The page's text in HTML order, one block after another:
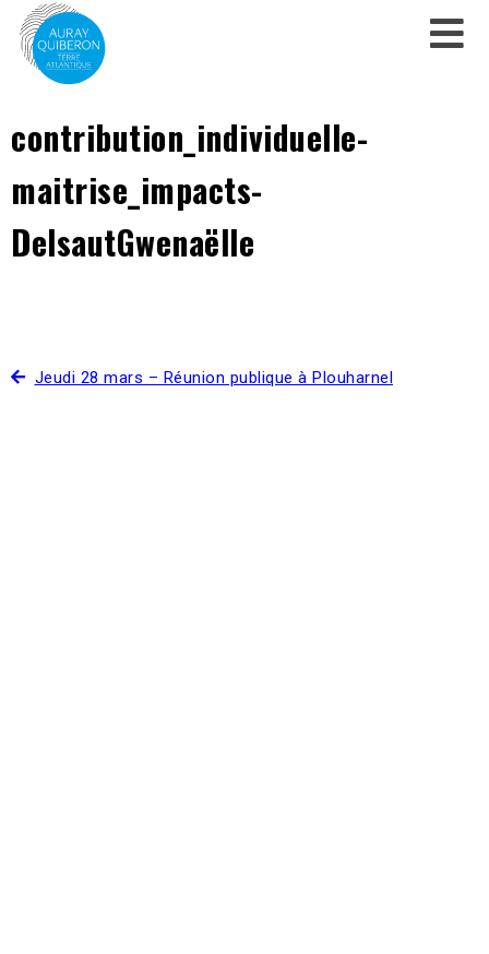
contribution_individuelle-
maitrise_impacts-
DelsautGwenaëlle
Jeudi 28 mars – Réunion publique à Plouharnel